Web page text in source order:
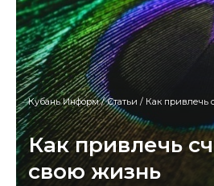
Кубань Информ/Статьи / Как привлечь
Как привлечь
свою жизнь